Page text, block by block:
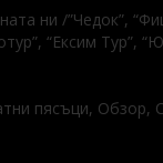
ни /”Чедок”,
“Ексим Тур”,
пясъци,